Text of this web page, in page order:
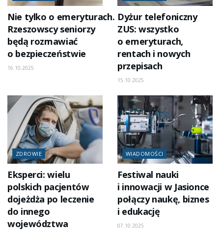
Nie tylko o emeryturach.
Rzeszowscy seniorzy
będą rozmawiać
o bezpieczeństwie
16.10.2025
Dyżur telefoniczny
ZUS: wszystko
o emeryturach,
rentach i nowych
przepisach
15.10.2025
ZDROWIE
Eksperci: wielu
polskich pacjentów
dojeżdża po leczenie
do innego
województwa
WIADOMOŚCI
Festiwal nauki
i innowacji w Jasionce
połączy naukę, biznes
i edukację
07.10.2025